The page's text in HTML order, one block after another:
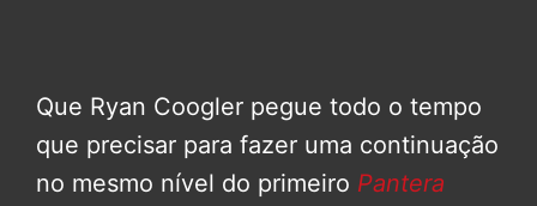
Que Ryan Coogler pegue todo o tempo
que precisar para fazer uma continuação
no mesmo nível do primeiro Pantera